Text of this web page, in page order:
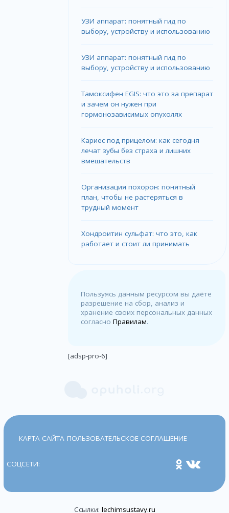
УЗИ аппарат: понятный гид по
выбору, устройству и использованию
УЗИ аппарат: понятный гид по
выбору, устройству и использованию
Тамоксифен EGIS: что это за препарат
и зачем он нужен при
гормонозависимых опухолях
Кариес под прицелом: как сегодня
лечат зубы без страха и лишних
вмешательств
Организация похорон: понятный
план, чтобы не растеряться в
трудный момент
Хондроитин сульфат: что это, как
работает и стоит ли принимать
Пользуясь данным ресурсом вы даёте
разрешение на сбор, анализ и
хранение своих персональных данных
согласноПравилам.
[adsp-pro-6]
КАРТА САЙТА ПОЛЬЗОВАТЕЛЬСКОЕ СОГЛАШЕНИЕ
СОЦСЕТИ:
Ссылки: lechimsustavy.ru